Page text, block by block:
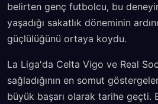
belirten genç futbolcu, bu
yaşadığı sakatlık döneminin
güçlülüğünü ortaya koydu.
La Liga'da Celta Vigo ve Real
sağladığının en somut
büyük başarı olarak tarihe geçti.